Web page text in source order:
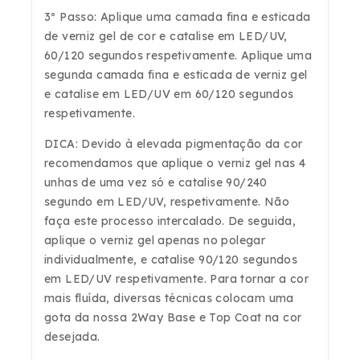
3º Passo: Aplique uma camada fina e esticada
de verniz gel de cor e catalise em LED/UV,
60/120 segundos respetivamente. Aplique uma
segunda camada fina e esticada de verniz gel
e catalise em LED/UV em 60/120 segundos
respetivamente.
DICA: Devido à elevada pigmentação da cor
recomendamos que aplique o verniz gel nas 4
unhas de uma vez só e catalise 90/240
segundo em LED/UV, respetivamente. Não
faça este processo intercalado. De seguida,
aplique o verniz gel apenas no polegar
individualmente, e catalise 90/120 segundos
em LED/UV respetivamente. Para tornar a cor
mais fluída, diversas técnicas colocam uma
gota da nossa 2Way Base e Top Coat na cor
desejada.